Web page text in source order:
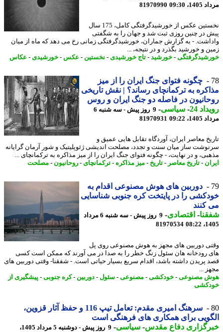
09:30
81970990
نخستین عکس از خورشیدگرفتگی کامل، 175 سال
در چنین روزی ثبت شد و جهان را به شگفتی
- به گزارش جماران، خورشیدگرفتگی زمانی رخ می دهد که ماه از میان
و خورشید بگذرد و در نتیجه، ...
-خورشید -تاج خورشیدی-نخستین-عکس-خورشیدی-عکاس
چگونه فتوای جنگ ایران را از میز
به ترکمانچای رساند؟ | نقش تاریخی
در فاصله دو جنگ ایران و روس
24
-سیاسی-
9 روز پیش - سه شنبه 6
09:22
81970931
معاصر ایران، آوردگاه تقابل هایی عمیق و
ساز میان سنت و تجدد، مصلحت اندیشی ژئوپلیتیک و شور آرمان گرایانه
و در نهایت، - چگونه فتوای جنگ ایران را از میز مذاکره به ترکمانچای ...
- تاریخ معاصر-تاریخ- میز مذاکره -ترکمانچای-روحانیون-مصلحت
دوربین های هوش مصنوعی اقدام به
را در پایتخت کره جنوبی شناسایی
کنند
-اقتصادی-
9 روز پیش - سه شنبه 6 مرداد
81970534
دوربین های مجهز به هوش مصنوعی روی پل
رودخانه هان سئول زنگ خطر را به صدا در می آورند که ممکن است کسی
پریدن داشته باشد، اقدام سریع بسیار حیاتی است. - شفقنا- وقتی دوربین های
...
مصنوعی-خودکشی-مصنوعی-سئول-دوربین-کره جنوبی-پیشگیری از
سرهنگ امیری مقدم: تعامل تیپ 116 و حفظ آثار قزوین،
برای همکاری های فرهنگی است
دفاع مقدس-سیاسی-
9 روز پیش - دوشنبه 5 مرداد 1405،